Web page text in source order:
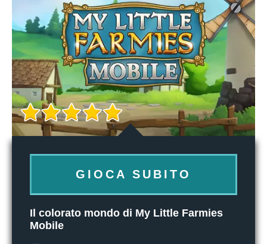
GIOCA SUBITO
Il colorato mondo di My Little Farmies
Mobile